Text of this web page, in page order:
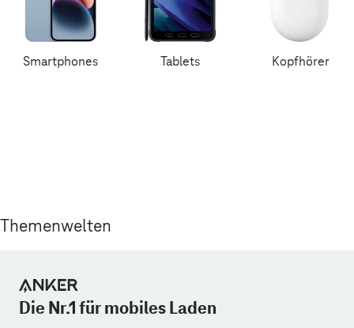
Smartphones Tablets Kopfhörer
Themenwelten
Die Nr.1 für mobiles Laden